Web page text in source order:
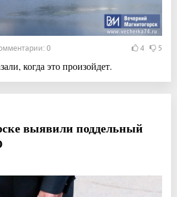
0 4 5
когда это произойдет.
выявили поддельный